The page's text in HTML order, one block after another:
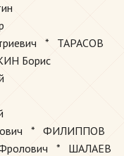
* ТАРАСОВ
Борис
* ФИЛИППОВ
Фролович * ШАЛАЕВ